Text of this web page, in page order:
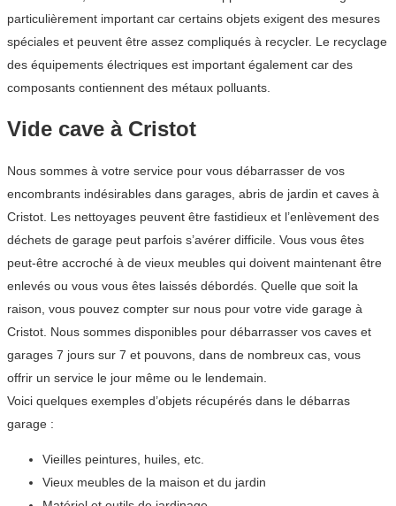
particulièrement important car certains objets exigent des mesures
spéciales et peuvent être assez compliqués à recycler. Le recyclage
des équipements électriques est important également car des
composants contiennent des métaux polluants.
Vide cave à Cristot
Nous sommes à votre service pour vous débarrasser de vos
encombrants indésirables dans garages, abris de jardin et caves à
Cristot. Les nettoyages peuvent être fastidieux et l’enlèvement des
déchets de garage peut parfois s’avérer difficile. Vous vous êtes
peut-être accroché à de vieux meubles qui doivent maintenant être
enlevés ou vous vous êtes laissés débordés. Quelle que soit la
raison, vous pouvez compter sur nous pour votre vide garage à
Cristot. Nous sommes disponibles pour débarrasser vos caves et
garages 7 jours sur 7 et pouvons, dans de nombreux cas, vous
offrir un service le jour même ou le lendemain.
Voici quelques exemples d’objets récupérés dans le débarras
garage :
Vieilles peintures, huiles, etc.
Vieux meubles de la maison et du jardin